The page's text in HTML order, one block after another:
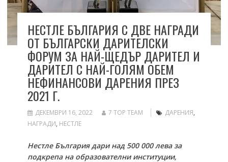
НЕСТЛЕ БЪЛГАРИЯ С ДВЕ НАГРАДИ
ОТ БЪЛГАРСКИ ДАРИТЕЛСКИ
ФОРУМ ЗА НАЙ-ЩЕДЪР ДАРИТЕЛ И
ДАРИТЕЛ С НАЙ-ГОЛЯМ ОБЕМ
НЕФИНАНСОВИ ДАРЕНИЯ ПРЕЗ
2021 Г.
ДЕКЕМВРИ 16, 2022 7 TOP TEAM ДАРЕНИЯ,
НАГРАДИ, НЕСТЛЕ
Нестле България дари над 500 000 лева за
подкрепа на образователни институции,